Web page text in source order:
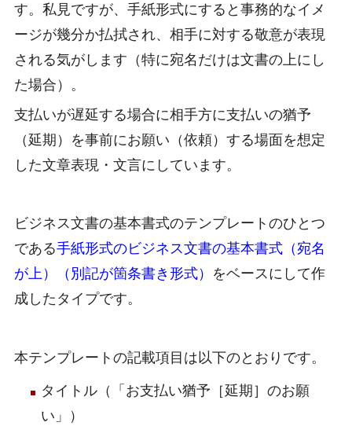
す。私見ですが、手紙形式にすると事務的なイメ
ージが幾分か払拭され、相手に対する敬意が表現
される気がします（特に宛名だけは文書の上にし
た場合）。
支払いが遅延する場合に相手方に支払いの猶予
（延期）を事前にお願い（依頼）する場面を想定
した文章表現・文言にしています。
ビジネス文書の基本書式のテンプレートのひとつ
である手紙形式のビジネス文書の基本書式（宛名
が上）（別記が箇条書き形式） をベースにして作
成したタイプです。
本テンプレートの記載項目は以下のとおりです。
タイトル（「お支払い猶予［延期］のお願
い」）